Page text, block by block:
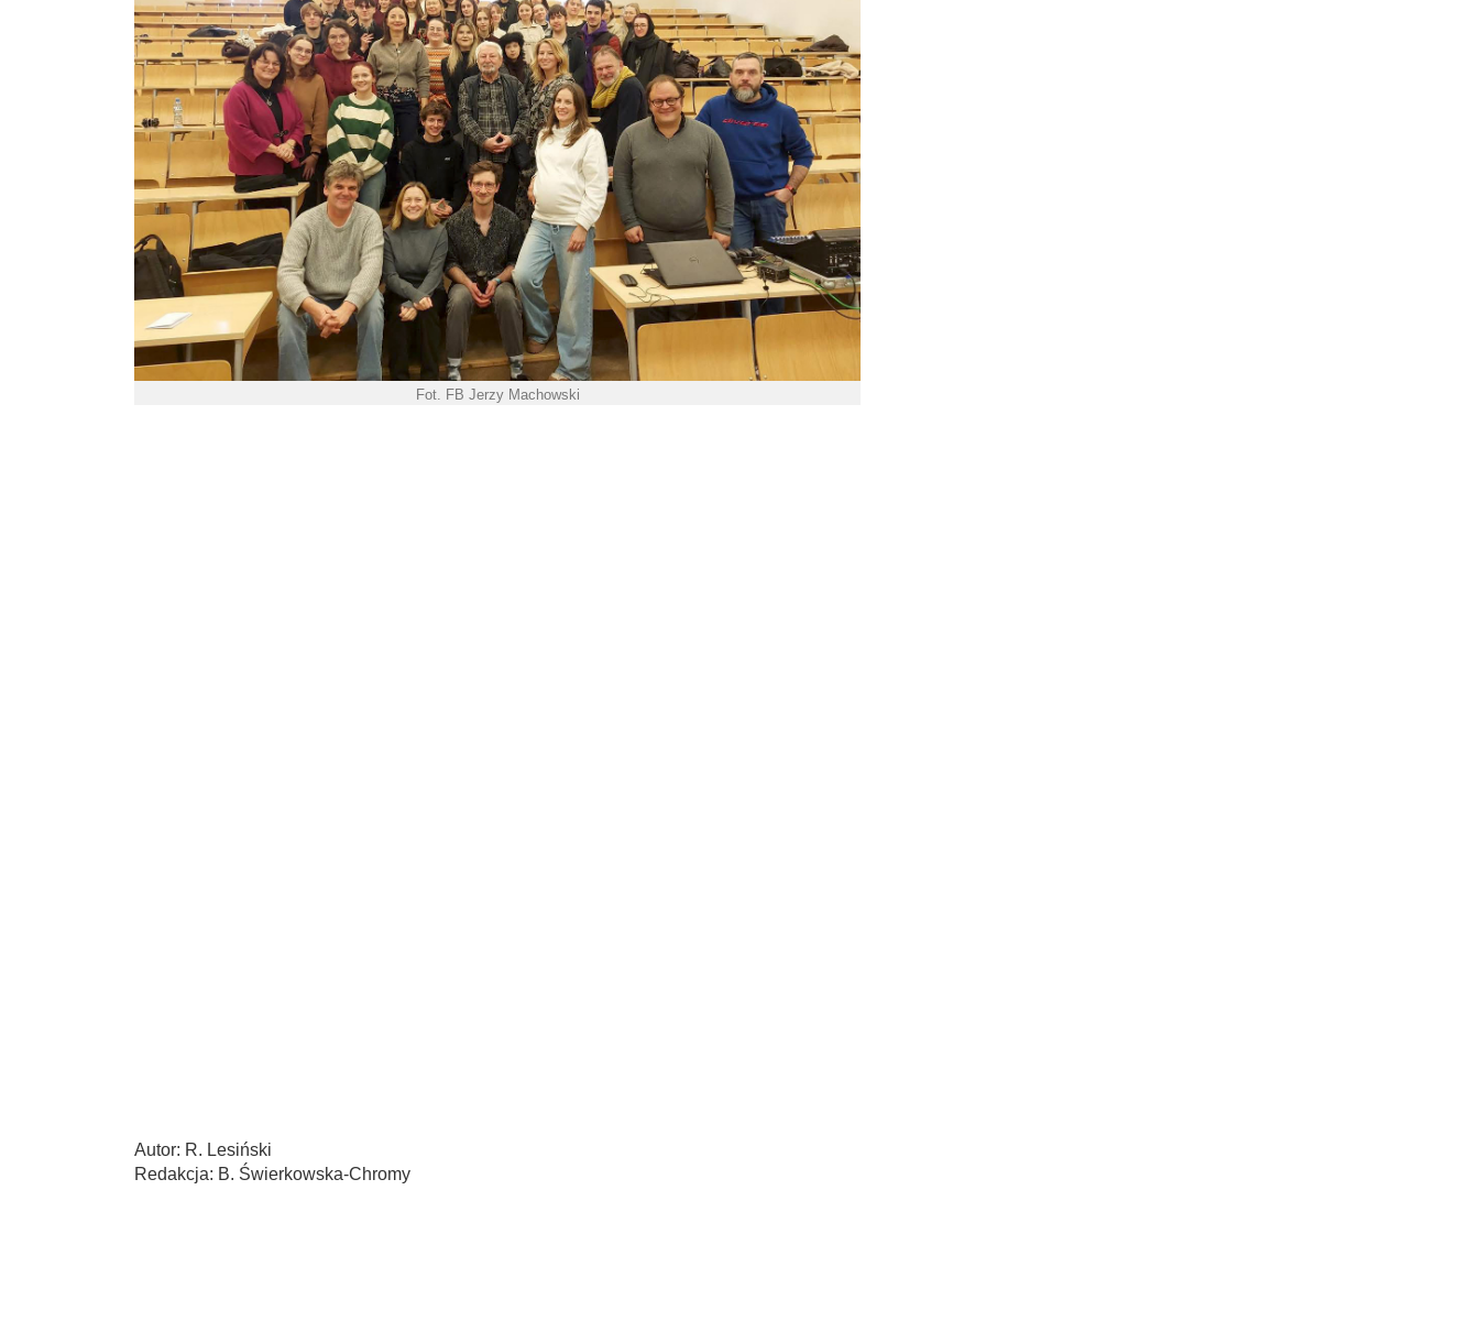
Fot. FB Jerzy Machowski
Autor: R. Lesiński
Redakcja: B. Świerkowska-Chromy